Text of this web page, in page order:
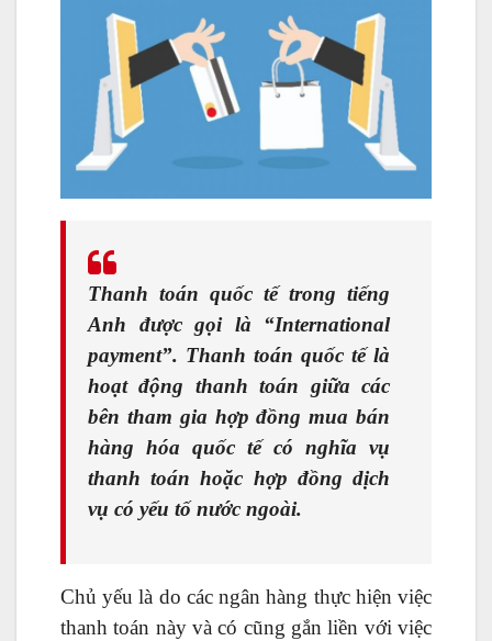
Thanh toán quốc tếtrong tiếng
Anh được gọi là “International
payment”. Thanh toán quốc tế là
hoạt động thanh toán giữa các
bên tham gia hợp đồng mua bán
hàng hóa quốc tế có nghĩa vụ
thanh toán hoặc hợp đồng dịch
vụ có yếu tố nước ngoài.
Chủ yếu là do các ngân hàng thực hiện việc
thanh toán này và có cũng gắn liền với việc